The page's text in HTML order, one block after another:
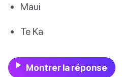
Maui
Te Ka
Montrer la réponse